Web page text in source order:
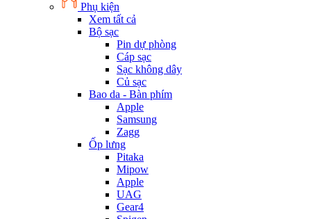
Phụ kiện
Xem tất cả
Bộ sạc
Pin dự phòng
Cáp sạc
Sạc không dây
Củ sạc
Bao da - Bàn phím
Apple
Samsung
Zagg
Ốp lưng
Pitaka
Mipow
Apple
UAG
Gear4